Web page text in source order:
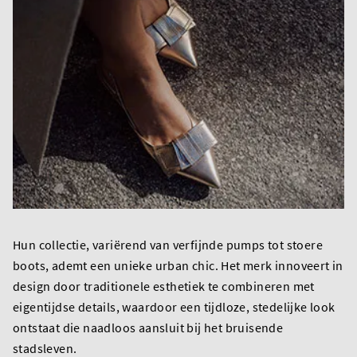
Hun collectie, variërend van verfijnde pumps tot stoere
boots, ademt een unieke urban chic. Het merk innoveert in
design door traditionele esthetiek te combineren met
eigentijdse details, waardoor een tijdloze, stedelijke look
ontstaat die naadloos aansluit bij het bruisende
stadsleven.